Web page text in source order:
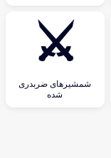
⚔
شمشیرهای ضربدری
شده